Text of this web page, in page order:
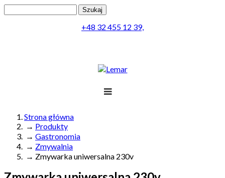
Formularz wyszukiwania
+48 32 455 12 39,
Realizacja
Obsługa
Jesteś tutaj
Strona główna
→ Produkty
→ Gastronomia
→ Zmywalnia
→ Zmywarka uniwersalna 230v